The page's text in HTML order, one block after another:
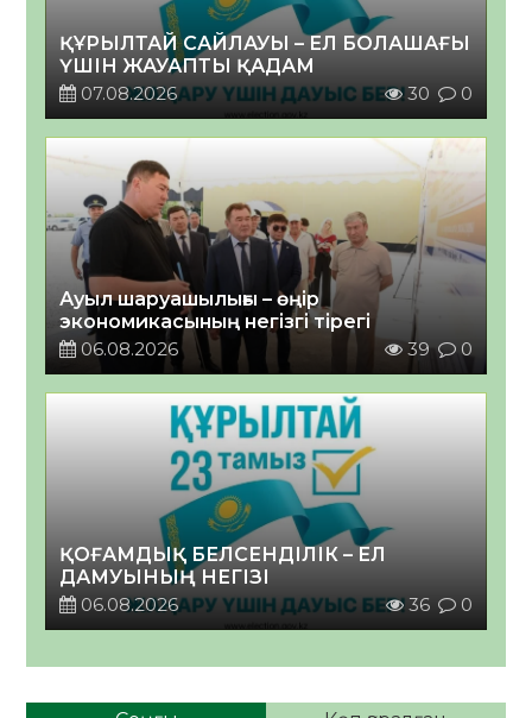
ҚҰРЫЛТАЙ САЙЛАУЫ – ЕЛ БОЛАШАҒЫ
ҮШІН ЖАУАПТЫ ҚАДАМ
07.08.2026
30 0
Ауыл шаруашылығы – өңір
экономикасының негізгі тірегі
06.08.2026
39 0
ҚОҒАМДЫҚ БЕЛСЕНДІЛІК – ЕЛ
ДАМУЫНЫҢ НЕГІЗІ
06.08.2026
36 0